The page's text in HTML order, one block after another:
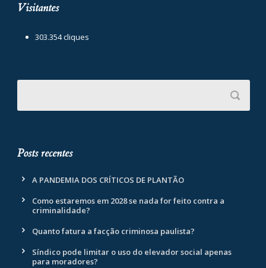
Visitantes
303.354 cliques
Posts recentes
A PANDEMIA DOS CRÍTICOS DE PLANTÃO
Como estaremos em 2028 se nada for feito contra a
criminalidade?
Quanto fatura a facção criminosa paulista?
Síndico pode limitar o uso do elevador social apenas
para moradores?